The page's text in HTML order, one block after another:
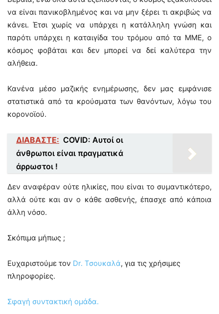
να είναι πανικοβλημένος και να μην ξέρει τι ακριβώς να
κάνει. Έτσι χωρίς να υπάρχει η κατάλληλη γνώση και
παρότι υπάρχει η καταιγίδα του τρόμου από τα ΜΜΕ, ο
κόσμος φοβάται και δεν μπορεί να δεί καλύτερα την
αλήθεια.
Κανένα μέσο μαζικής ενημέρωσης, δεν μας εμφάνισε
στατιστικά από τα κρούσματα των θανόντων, λόγω του
κορονοϊού.
ΔΙΑΒΑΣΤΕ: COVID: Αυτοί οι
άνθρωποι είναι πραγματικά
άρρωστοι !
Δεν αναφέραν ούτε ηλικίες, που είναι το συμαντικότερο,
αλλά ούτε και αν ο κάθε ασθενής, έπασχε από κάποια
άλλη νόσο.
Σκόπιμα μήπως ;
Ευχαριστούμε τον Dr. Τσουκαλά, για τις χρήσιμες
πληροφορίες.
Σφαγή συντακτική ομάδα.